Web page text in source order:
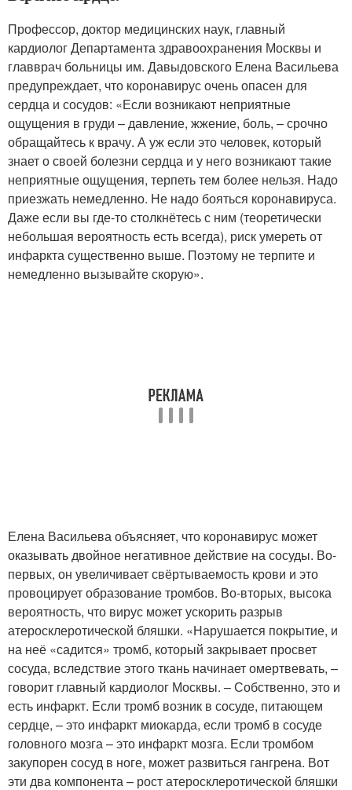
Профессор, доктор медицинских наук, главный
кардиолог Департамента здравоохранения Москвы и
главврач больницы им. Давыдовского Елена Васильева
предупреждает, что коронавирус очень опасен для
сердца и сосудов: «Если возникают неприятные
ощущения в груди – давление, жжение, боль, – срочно
обращайтесь к врачу. А уж если это человек, который
знает о своей болезни сердца и у него возникают такие
неприятные ощущения, терпеть тем более нельзя. Надо
приезжать немедленно. Не надо бояться коронавируса.
Даже если вы где-то столкнётесь с ним (теоретически
небольшая вероятность есть всегда), риск умереть от
инфаркта существенно выше. Поэтому не терпите и
немедленно вызывайте скорую».
Елена Васильева объясняет, что коронавирус может
оказывать двойное негативное дей­ствие на сосуды. Во-
первых, он увеличивает свёртываемость крови и это
провоцирует образование тромбов. Во-вторых, высока
вероятность, что вирус может ускорить разрыв
атеросклеротической бляшки. «Нарушается покрытие, и
на неё «садится» тромб, который закрывает просвет
сосуда, вследствие этого ткань начинает омертвевать, –
говорит главный кардиолог Москвы. – Собственно, это и
есть инфаркт. Если тромб возник в сосуде, питающем
сердце, – это инфаркт миокарда, если тромб в сосуде
головного мозга – это инфаркт мозга. Если тромбом
закупорен сосуд в ноге, может развиться гангрена. Вот
эти два компонента – рост атеросклеротической бляшки